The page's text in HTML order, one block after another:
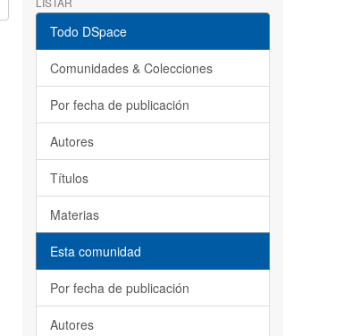
Todo DSpace
Comunidades & Colecciones
Por fecha de publicación
Autores
Títulos
Materias
Esta comunidad
Por fecha de publicación
Autores